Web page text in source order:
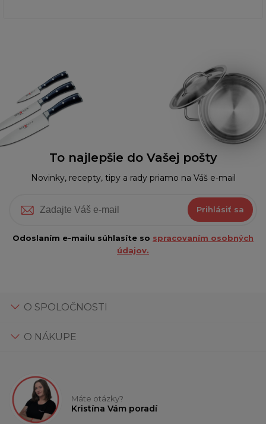
To najlepšie do Vašej pošty
Novinky, recepty, tipy a rady priamo na Váš e-mail
Prihlásiť sa
Odoslaním e-mailu súhlasíte so spracovaním osobných
údajov.
O SPOLOČNOSTI
O NÁKUPE
Máte otázky?
Kristína Vám poradí